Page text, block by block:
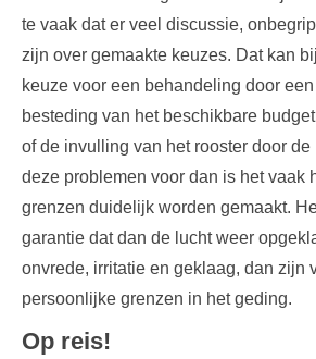
te vaak dat er veel discussie,
zijn over gemaakte keuzes. Dat kan
keuze voor een behandeling door
besteding van het beschikbare
of de invulling van het rooster door
deze problemen voor dan is het vaak
grenzen duidelijk worden gemaakt.
garantie dat dan de lucht weer
onvrede, irritatie en geklaag, dan zijn
persoonlijke grenzen in het geding.
Op reis!